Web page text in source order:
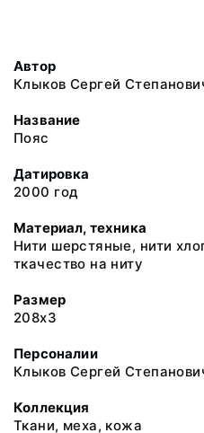
Автор
Клыков Сергей
Название
Пояс
Датировка
2000 год
Материал, техника
Нити шерстяные, нити
ткачество на ниту
Размер
208х3
Персоналии
Клыков Сергей
Коллекция
Ткани, меха, кожа